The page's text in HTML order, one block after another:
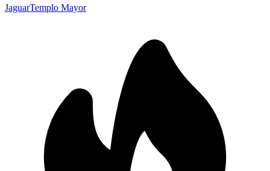
JaguarTemplo Mayor